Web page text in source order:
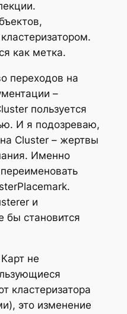
как метка.
переходов на
–
пользуется
И я подозреваю,
Cluster – жертвы
Именно
и
бы становится
не
кластеризатора
это изменение